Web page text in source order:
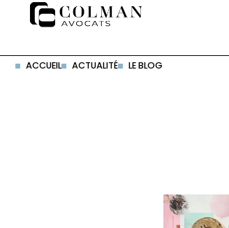
ACCUEIL ACTUALITÉ LE BLOG